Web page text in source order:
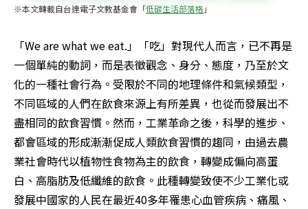
※本文轉載自台達電子文教基金會「低碳生活部落格 」
「We are what we eat.」「吃」對現代人而言，已不再是
一個單純的動詞，而是表徵觀念、身分、態度，乃至於文
化的一種社會行為。受限於不同的地理條件和氣候類型，
不同區域的人們在飲食來源上有所差異，也從而發展出不
盡相同的飲食習慣。然而，工業革命之後，科學的進步、
都會區域的形成漸漸促成人類飲食習慣的趨同，由過去農
業社會時代以植物性食物為主的飲食，轉變成偏向高蛋
白、高脂肪及低纖維的飲食。此種轉變致使不少工業化或
發展中國家的人民在最近40多年罹患心血管疾病、痛風、